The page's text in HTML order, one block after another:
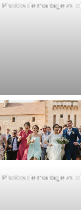
Photos de mariage au
Photos de mariage au